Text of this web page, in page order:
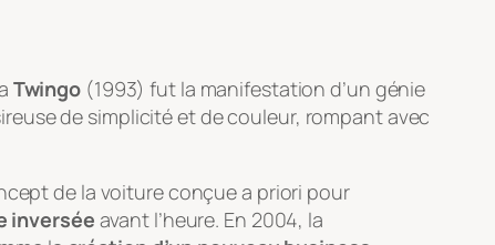
Twingo (1993) fut la manifestation d’un génie
de simplicité et de couleur, rompant avec
de la voiture conçuea priori pour
inversée avant l’heure. En 2004, la